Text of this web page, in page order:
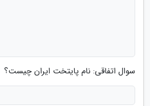
سوال اتفاقی: نام پایتخت ایران چیست؟